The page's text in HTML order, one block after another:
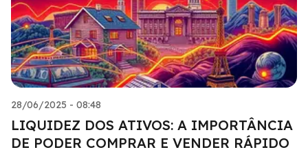
28/06/2025 - 08:48
LIQUIDEZ DOS ATIVOS: A IMPORTÂNCIA
DE PODER COMPRAR E VENDER RÁPIDO